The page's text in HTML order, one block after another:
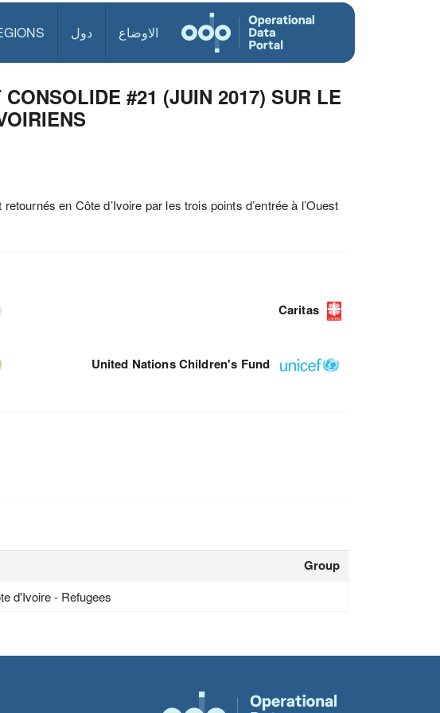
الاوضاع دول
#21 (JUIN 2017) SUR LE
en Côte d’Ivoire par les trois points d’entrée à l’Ouest
Caritas
United Nations Children's Fund
Group
d'Ivoire - Refugees